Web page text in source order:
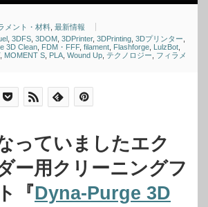
メント・材料 最新情報
3DFS 3DOM 3DPrinter, 3DPrinting 3Dプリンター
3D Clean FDM・FFF, filament Flashforge LulzBot
, MOMENT S PLA Wound Up テクノロジー
フィラメ
っていましたエク
ー用クリーニングフ
『Dyna-Purge 3D